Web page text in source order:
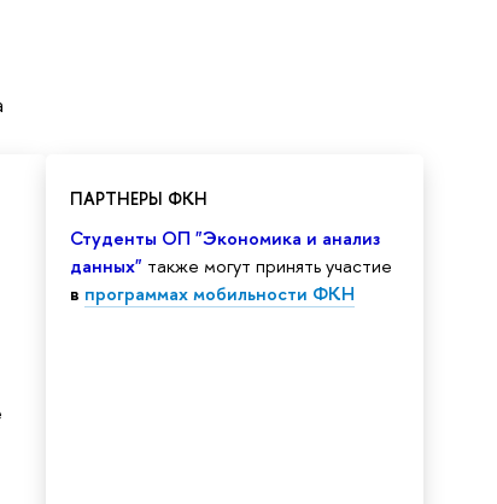
ПАРТНЕРЫ ФКН
Студенты ОП "Экономика и анализ
данных" также могут принять участие
в программах мобильности ФКН